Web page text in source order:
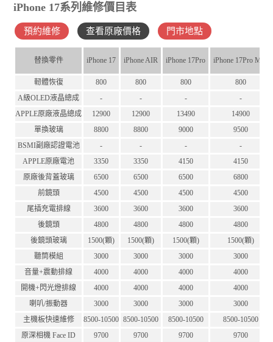
iPhone 17系列維修價目表
預約維修 查看原廠價格 門市地點
替換零件 iPhone 17 iPhone AIR iPhone 17Pro iPhone 17Pro Max
軔體恢復 800 800 800
800
A級OLED液晶總成
- - -
-
APPLE原廠液晶總成
12900 12900 13490
14900
單換玻璃
8800 8800 9000
9500
BSMI副廠認證電池
- - -
-
APPLE原廠電池
3350 3350 4150
4150
原廠後背蓋玻璃
6500 6500 6500
6800
前鏡頭
4500 4500 4500
4500
尾插充電排線
3600 3600 3600
3600
後鏡頭
4800 4800 4800
4800
後鏡頭玻璃
1500(顆) 1500(顆) 1500(顆)
1500(顆)
聽筒模組
3000 3000 3000
3000
音量+震動排線
4000 4000 4000
4000
開機+閃光燈排線
4000 4000 4000
4000
喇叭/振動器
3000 3000 3000
3000
主機板快速維修
8500-10500 8500-10500 8500-10500
8500-10500
原深相機 Face ID
9700 9700 9700 9700